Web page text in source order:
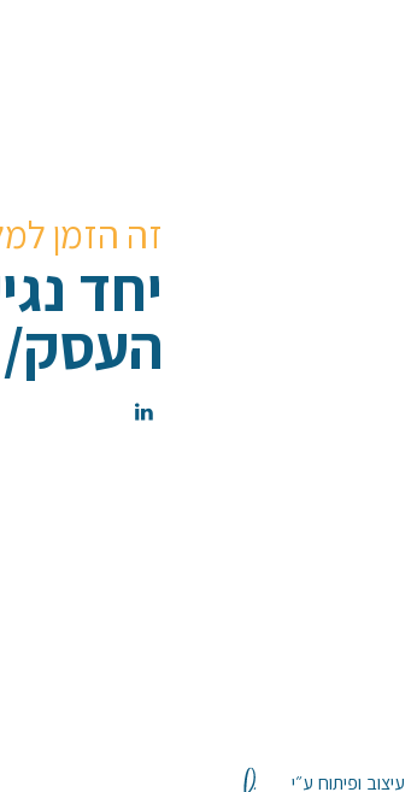
זה הזמן
יחד
העסק/
עיצוב ופיתוח ע״י